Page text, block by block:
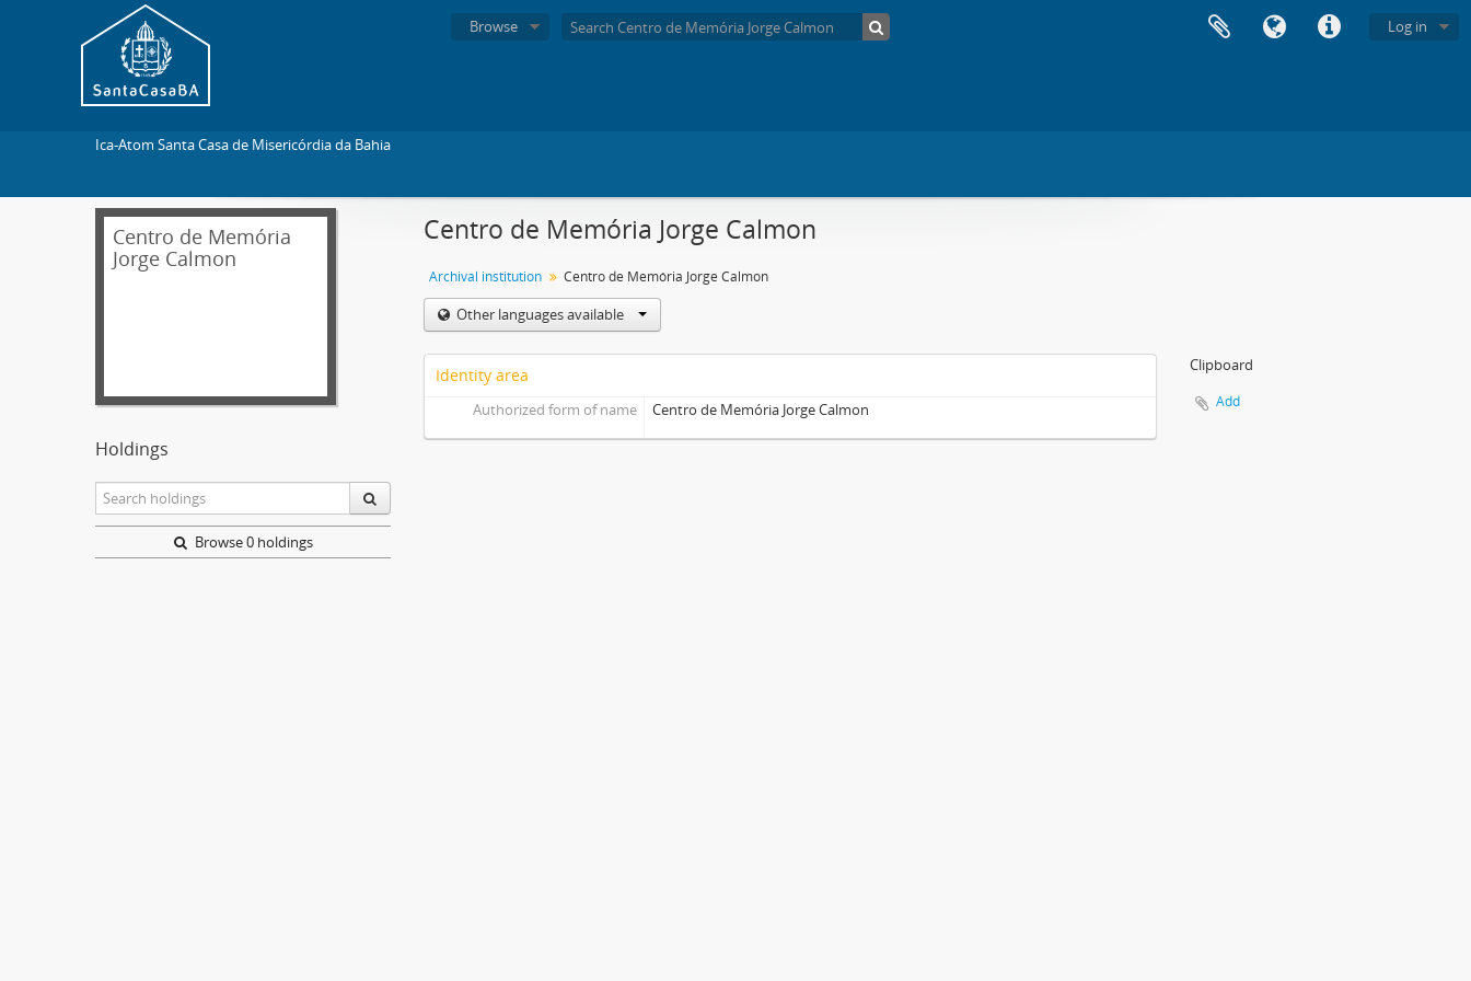
Log in
Browse
Ica-Atom Santa Casa de Misericórdia da Bahia
Centro de Memória
Jorge Calmon
Holdings
Browse 0 holdings
Centro de Memória Jorge Calmon
Archival institution Centro de Memória Jorge Calmon
Other languages available
Identity area
Authorized form of name Centro de Memória Jorge Calmon
Clipboard
Add